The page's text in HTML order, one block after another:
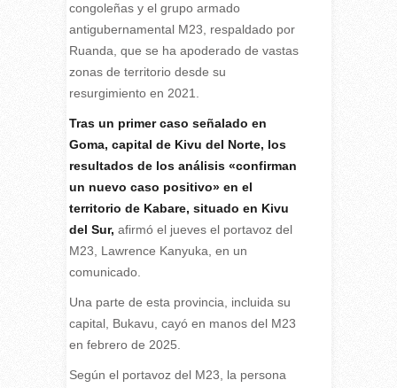
congoleñas y el grupo armado
antigubernamental M23, respaldado por
Ruanda, que se ha apoderado de vastas
zonas de territorio desde su
resurgimiento en 2021.
Tras un primer caso señalado en
Goma, capital de Kivu del Norte, los
resultados de los análisis «confirman
un nuevo caso positivo» en el
territorio de Kabare, situado en Kivu
del Sur, afirmó el jueves el portavoz del
M23, Lawrence Kanyuka, en un
comunicado.
Una parte de esta provincia, incluida su
capital, Bukavu, cayó en manos del M23
en febrero de 2025.
Según el portavoz del M23, la persona